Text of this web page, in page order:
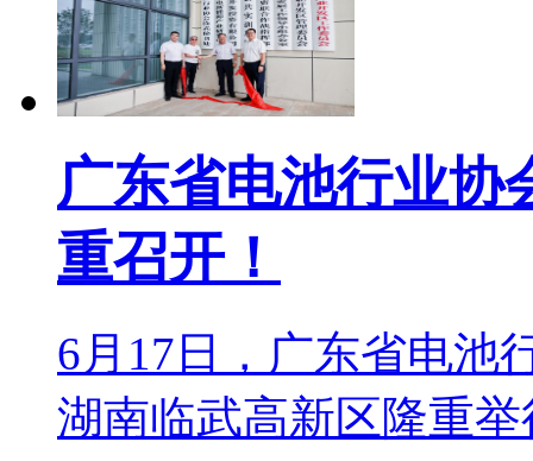
广东省电池行业协
重召开！
6月17日，广东省电池
湖南临武高新区隆重举